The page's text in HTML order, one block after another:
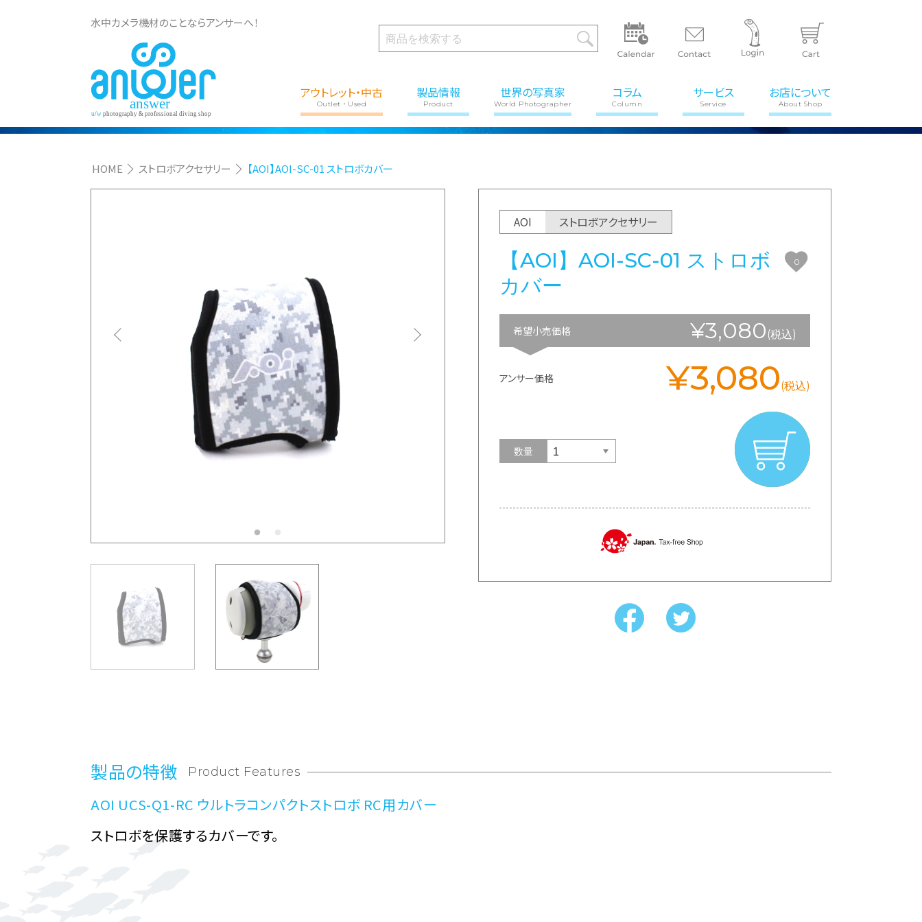
水中カメラ機材のことならアンサーへ！
アウトレット・中古
Outlet・Used
製品情報
Product
世界の写真家
World Photographer
コラム
Column
サービス
Service
お店について
About Shop
HOME ストロボアクセサリー 【AOI】AOI-SC-01 ストロボカバー
AOI ストロボアクセサリー
【AOI】AOI-SC-01 ストロボ
カバー
0
希望小売価格 ¥3,080 (税込)
アンサー価格 ¥3,080(税込)
数量
製品の特徴 Product Features
AOI UCS-Q1-RC ウルトラコンパクトストロボ RC用カバー
ストロボを保護するカバーです。